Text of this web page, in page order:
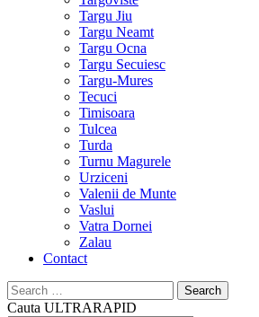
Targu Jiu
Targu Neamt
Targu Ocna
Targu Secuiesc
Targu-Mures
Tecuci
Timisoara
Tulcea
Turda
Turnu Magurele
Urziceni
Valenii de Munte
Vaslui
Vatra Dornei
Zalau
Contact
Search
for:
Cauta ULTRARAPID